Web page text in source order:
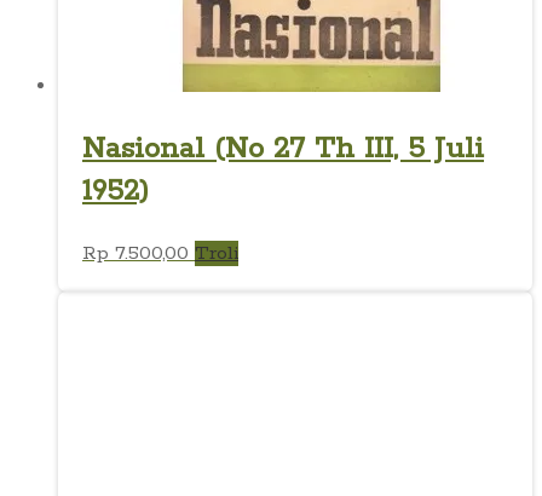
Nasional (No 27 Th III, 5 Juli
1952)
Rp7.500,00 Troli